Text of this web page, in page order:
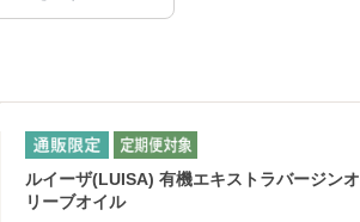
ルイーザ(LUISA) 有機エキストラバージンオ
リーブオイル